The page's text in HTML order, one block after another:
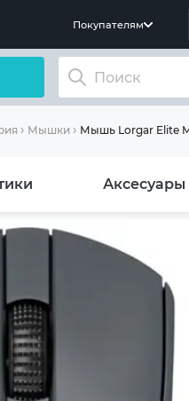
Покупателям
Мышки Мышь Lorgar Elite
Аксесуары